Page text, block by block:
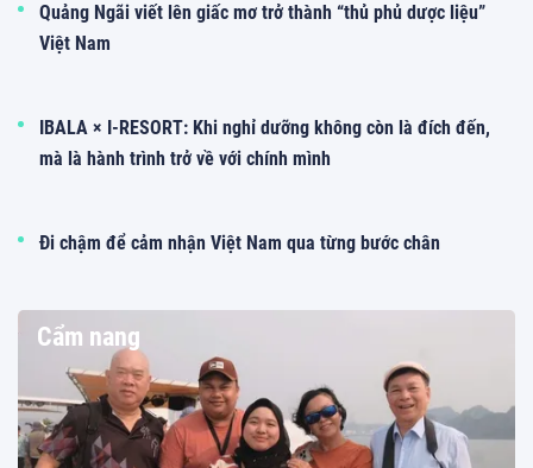
Quảng Ngãi viết lên giấc mơ trở thành “thủ phủ dược liệu”
Việt Nam
IBALA × I-RESORT: Khi nghỉ dưỡng không còn là đích đến,
mà là hành trình trở về với chính mình
Đi chậm để cảm nhận Việt Nam qua từng bước chân
Cẩm nang